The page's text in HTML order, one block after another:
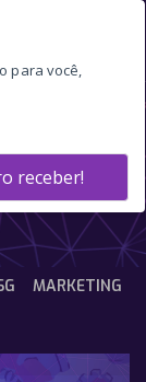
MARKETING